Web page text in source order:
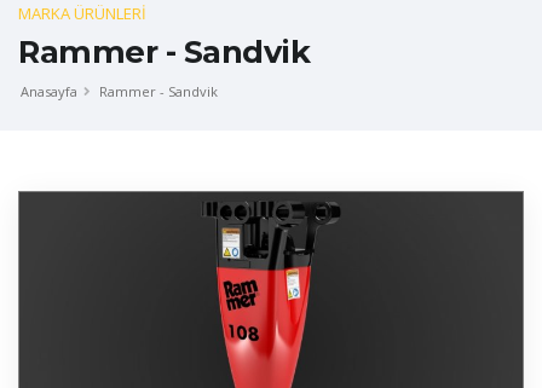
MARKA ÜRÜNLERİ
Rammer - Sandvik
Anasayfa Rammer - Sandvik